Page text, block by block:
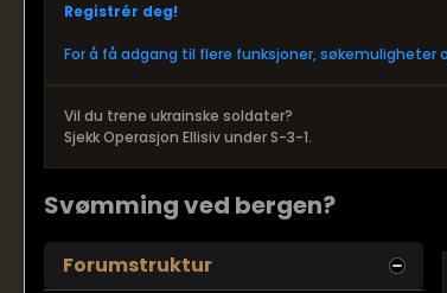
Registrér deg!
For å få adgang til flere funksjoner, søkemuligheter
Vil du trene ukrainske soldater?
Sjekk Operasjon Ellisiv under S-3-1.
Svømming ved bergen?
Forumstruktur